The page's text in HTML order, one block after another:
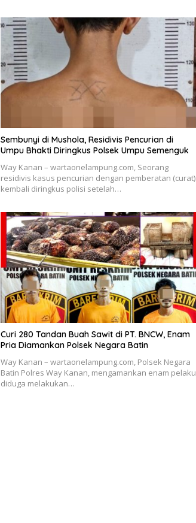
Sembunyi di Mushola, Residivis Pencurian di
Umpu Bhakti Diringkus Polsek Umpu Semenguk
Way Kanan – wartaonelampung.com, Seorang
residivis kasus pencurian dengan pemberatan (curat)
kembali diringkus polisi setelah…
Curi 280 Tandan Buah Sawit di PT. BNCW, Enam
Pria Diamankan Polsek Negara Batin
Way Kanan – wartaonelampung.com, Polsek Negara
Batin Polres Way Kanan, mengamankan enam pelaku
diduga melakukan…